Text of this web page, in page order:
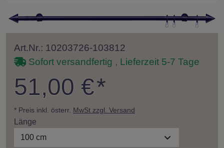
Art.Nr.: 10203726-103812
Sofort versandfertig , Lieferzeit 5-7 Tage
51,00 €*
* Preis inkl. österr. MwSt zzgl. Versand
Länge
100 cm